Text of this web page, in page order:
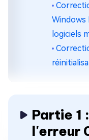
logiciels
Partie 1
l'erreur